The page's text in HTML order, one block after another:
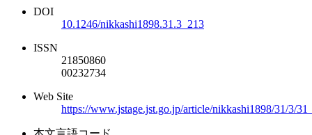
DOI
10.1246/nikkashi1898.31.3_213
ISSN
21850860
00232734
Web Site
https://www.jstage.jst.go.jp/article/nikkashi1898/31/3/